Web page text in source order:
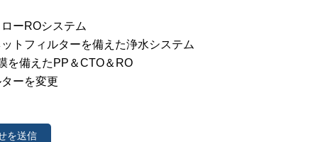
ーROシステム
トフィルターを備えた浄水システム
を備えたPP＆CTO＆RO
ーを変更
を送信